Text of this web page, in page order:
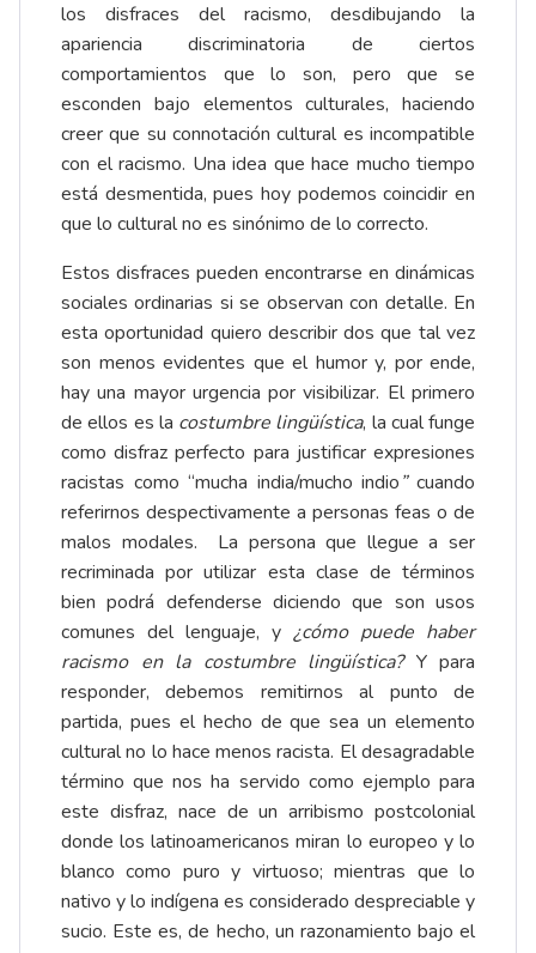
los disfraces del racismo, desdibujando la
apariencia discriminatoria de ciertos
comportamientos que lo son, pero que se
esconden bajo elementos culturales, haciendo
creer que su connotación cultural es incompatible
con el racismo. Una idea que hace mucho tiempo
está desmentida, pues hoy podemos coincidir en
que lo cultural no es sinónimo de lo correcto.
Estos disfraces pueden encontrarse en dinámicas
sociales ordinarias si se observan con detalle. En
esta oportunidad quiero describir dos que tal vez
son menos evidentes que el humor y, por ende,
hay una mayor urgencia por visibilizar. El primero
de ellos es la costumbre lingüística, la cual funge
como disfraz perfecto para justificar expresiones
racistas como “mucha india/mucho indio”cuando
referirnos despectivamente a personas feas o de
malos modales. La persona que llegue a ser
recriminada por utilizar esta clase de términos
bien podrá defenderse diciendo que son usos
comunes del lenguaje, y ¿cómo puede haber
racismo en la costumbre lingüística?Y para
responder, debemos remitirnos al punto de
partida, pues el hecho de que sea un elemento
cultural no lo hace menos racista. El desagradable
término que nos ha servido como ejemplo para
este disfraz, nace de un arribismo postcolonial
donde los latinoamericanos miran lo europeo y lo
blanco como puro y virtuoso; mientras que lo
nativo y lo indígena es considerado despreciable y
sucio. Este es, de hecho, un razonamiento bajo el